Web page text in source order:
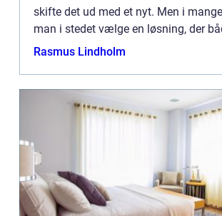
skifte det ud med et nyt. Men i
man i stedet vælge en løsning, der
billigere, mere...
Rasmus Lindholm